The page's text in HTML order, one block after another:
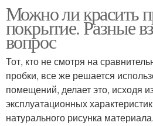
Можно ли красить
покрытие. Разные
вопрос
Тот, кто не смотря на
пробки, все же решается
помещений, делает это, исходя
эксплуатационных
натурального рисунка